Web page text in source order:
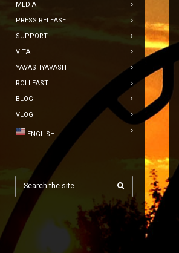
MEDIA
PRESS RELEASE
SUPPORT
VITA
YAVASHYAVASH
ROLLEAST
BLOG
VLOG
ENGLISH